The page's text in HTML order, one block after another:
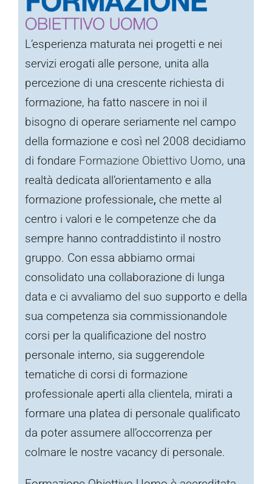
L’esperienza maturata nei progetti e nei
servizi erogati alle persone, unita alla
percezione di una crescente richiesta di
formazione, ha fatto nascere in noi il
bisogno di operare seriamente nel campo
della formazione e così nel 2008 decidiamo
di fondare Formazione Obiettivo Uomo, una
realtà dedicata all’orientamento e alla
formazione professionale, che mette al
centro i valori e le competenze che da
sempre hanno contraddistinto il nostro
gruppo. Con essa abbiamo ormai
consolidato una collaborazione di lunga
data e ci avvaliamo del suo supporto e della
sua competenza sia commissionandole
corsi per la qualificazione del nostro
personale interno, sia suggerendole
tematiche di corsi di formazione
professionale aperti alla clientela, mirati a
formare una platea di personale qualificato
da poter assumere all’occorrenza per
colmare le nostre vacancy di personale.